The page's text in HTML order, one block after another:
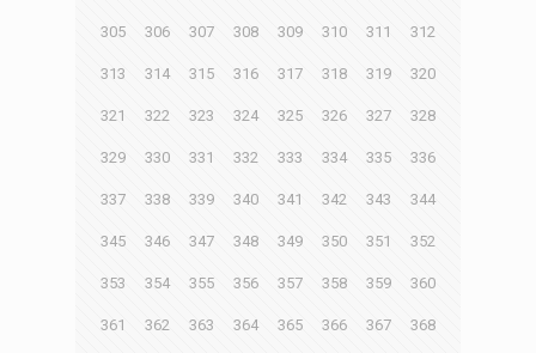
305 306 307 308 309 310 311 312
313 314 315 316 317 318 319 320
321 322 323 324 325 326 327 328
329 330 331 332 333 334 335 336
337 338 339 340 341 342 343 344
345 346 347 348 349 350 351 352
353 354 355 356 357 358 359 360
361 362 363 364 365 366 367 368